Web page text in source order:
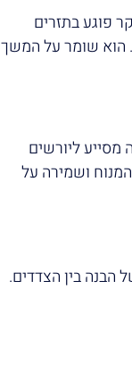
פוגע בתזרים
הוא שומר על המשך
ליורשים
המנוח ושמירה על
הבנה בין הצדדים.